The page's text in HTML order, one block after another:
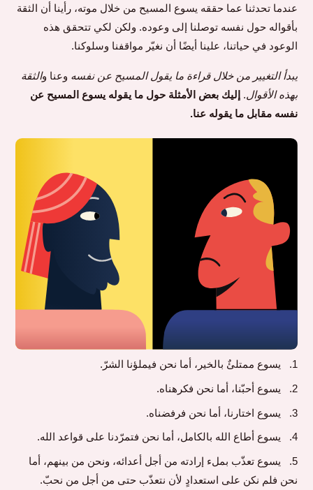
عندما تحدثنا عما حققه يسوع المسيح من خلال موته، رأينا أن الثقة
بأقواله حول نفسه توصلنا إلى وعوده. ولكن لكي تتحقق هذه
الوعود في حياتنا، علينا أيضًا أن نغيّر مواقفنا وسلوكنا.
يبدأ التغيير من خلال قراءة ما يقول المسيح عن نفسه وعنا والثقة
بهذه الأقوال. إليك بعض الأمثلة حول ما يقوله يسوع المسيح عن
نفسه مقابل ما يقوله عنا.
يسوع ممتلئٌ بالخير، أما نحن فيملؤنا الشرّ.
يسوع أحبّنا، أما نحن فكرهناه.
يسوع اختارنا، أما نحن فرفضناه.
يسوع أطاع الله بالكامل، أما نحن فتمرّدنا على قواعد الله.
يسوع تعذّب بملء إرادته من أجل أعدائه، ونحن من بينهم، أما
نحن فلم نكن على استعدادٍ لأن نتعذّب حتى من أجل من نحبّ.